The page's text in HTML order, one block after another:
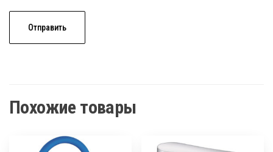
Похожие товары